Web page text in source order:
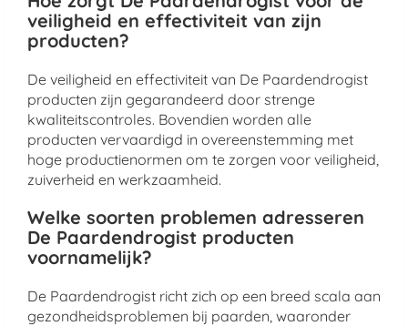
veiligheid en effectiviteit van zijn
producten?
De veiligheid en effectiviteit van De Paardendrogist
producten zijn gegarandeerd door strenge
kwaliteitscontroles. Bovendien worden alle
producten vervaardigd in overeenstemming met
hoge productienormen om te zorgen voor veiligheid,
zuiverheid en werkzaamheid.
Welke soorten problemen adresseren
De Paardendrogist producten
voornamelijk?
De Paardendrogist richt zich op een breed scala aan
gezondheidsproblemen bij paarden, waaronder